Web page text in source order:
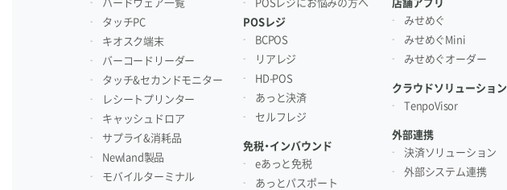
ハードウェア一覧
タッチPC
キオスク端末
バーコードリーダー
タッチ&セカンドモニター
レシートプリンター
キャッシュドロア
サプライ&消耗品
Newland製品
モバイルターミナル
POSレジにお悩みの方へ
POSレジ
BCPOS
リアレジ
HD-POS
あっと決済
セルフレジ
免税・インバウンド
eあっと免税
あっとパスポート
店舗アプリ
みせめぐ
みせめぐMini
みせめぐオーダー
クラウドソリューション
TenpoVisor
外部連携
決済ソリューション
外部システム連携